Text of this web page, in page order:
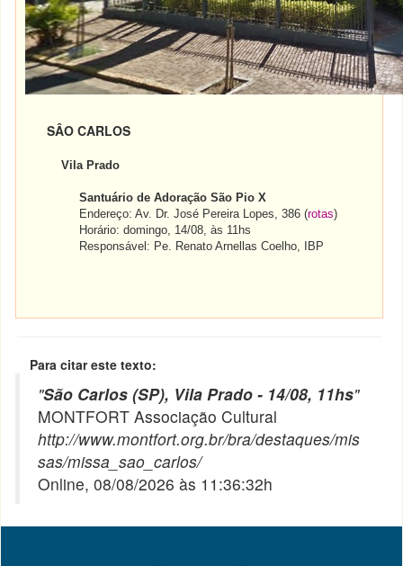
SÂO CARLOS
Vila Prado
Santuário de Adoração São Pio X
Endereço: Av. Dr. José Pereira Lopes, 386 (rotas)
Horário: domingo, 14/08, às 11hs
Responsável: Pe. Renato Arnellas Coelho, IBP
Para citar este texto:
"São Carlos (SP), Vila Prado - 14/08, 11hs"
MONTFORT Associação Cultural
http://www.montfort.org.br/bra/destaques/mis
sas/missa_sao_carlos/
Online, 08/08/2026 às 11:36:32h